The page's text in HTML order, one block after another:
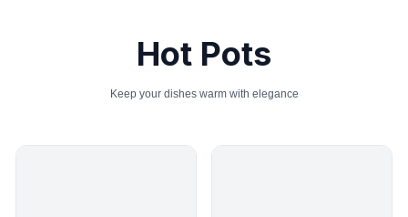
Hot Pots
Keep your dishes warm with elegance